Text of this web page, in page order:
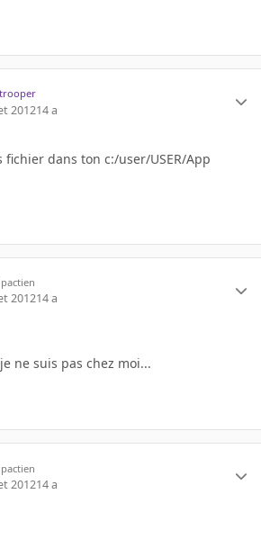
201214 a
dans ton c:/user/USER/App
201214 a
ne suis pas chez moi...
201214 a